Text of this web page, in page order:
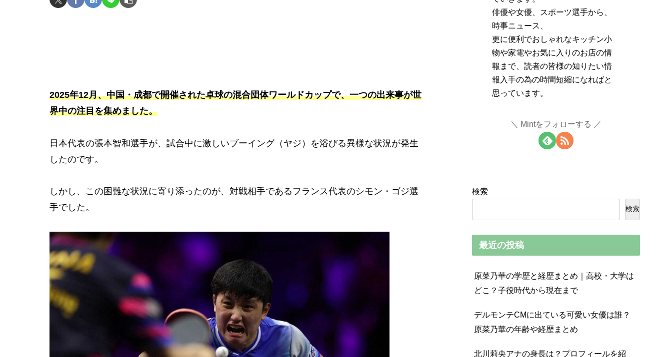
2025年12月、中国・成都で開催された卓球の混合団体ワールドカップで、一つの出来事が世
界中の注目を集めました。
日本代表の張本智和選手が、試合中に激しいブーイング（ヤジ）を浴びる異様な状況が発生
したのです。
しかし、この困難な状況に寄り添ったのが、対戦相手であるフランス代表のシモン・ゴジ選
手でした。
俳優や女優、スポーツ選手から、
時事ニュース、
更に便利でおしゃれなキッチン小
物や家電やお気に入りのお店の情
報まで、読者の皆様の知りたい情
報入手の為の時間短縮になればと
思っています。
Mintをフォローする
検索
検索
最近の投稿
原菜乃華の学歴と経歴まとめ｜高校・大学は
どこ？子役時代から現在まで
デルモンテCMに出ている可愛い女優は誰？
原菜乃華の年齢や経歴まとめ
北川莉央アナの身長は？プロフィールを紹